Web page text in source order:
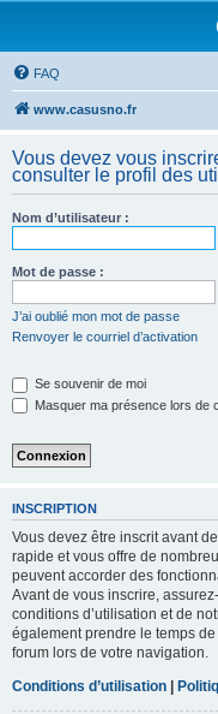
FAQ
www.casusno.fr
Vous devez vous
consulter le profil des
Nom d’utilisateur :
Mot de passe :
J’ai oublié mon mot de passe
Renvoyer le courriel d’activation
Se souvenir de moi
Masquer ma présence lors de
INSCRIPTION
Vous devez être inscrit avant
rapide et vous offre de
peuvent accorder des
Avant de vous inscrire,
conditions d’utilisation et de
également prendre le temps
forum lors de votre navigation.
Conditions d’utilisation |